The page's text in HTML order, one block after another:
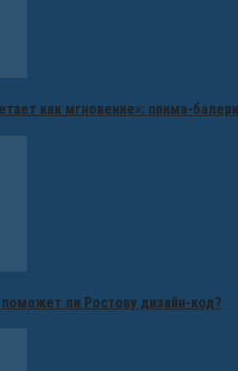
как мгновение»: прима-
ли Ростову дизайн-код?